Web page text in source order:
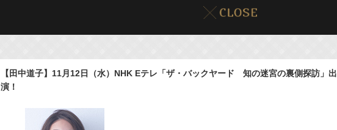
【田中道子】11月12日（水）NHK Eテレ「ザ・バックヤード 知の迷宮の裏側探訪」出
演！
Guest
CLIP